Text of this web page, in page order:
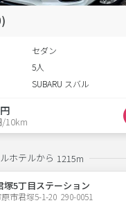
セダン
5人
SUBARU スバル
/10km
ホテルから 1215m
塚5丁目ステーション
市君塚5-1-20  290-0051